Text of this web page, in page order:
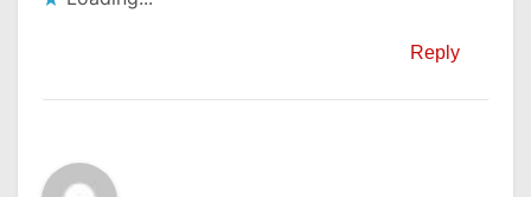
Reply